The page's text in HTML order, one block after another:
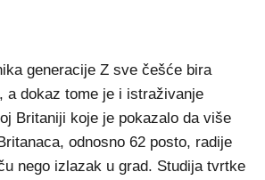
generacije Z sve češće bira
a dokaz tome je i istraživanje
Britaniji koje je pokazalo da više
odnosno 62 posto, radije
nego izlazak u grad. Studija tvrtke